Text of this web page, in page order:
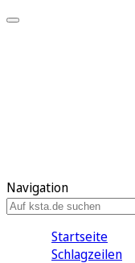
Navigation
Startseite
Schlagzeilen